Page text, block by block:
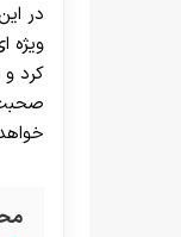
در
ویژه
کرد
صحبت